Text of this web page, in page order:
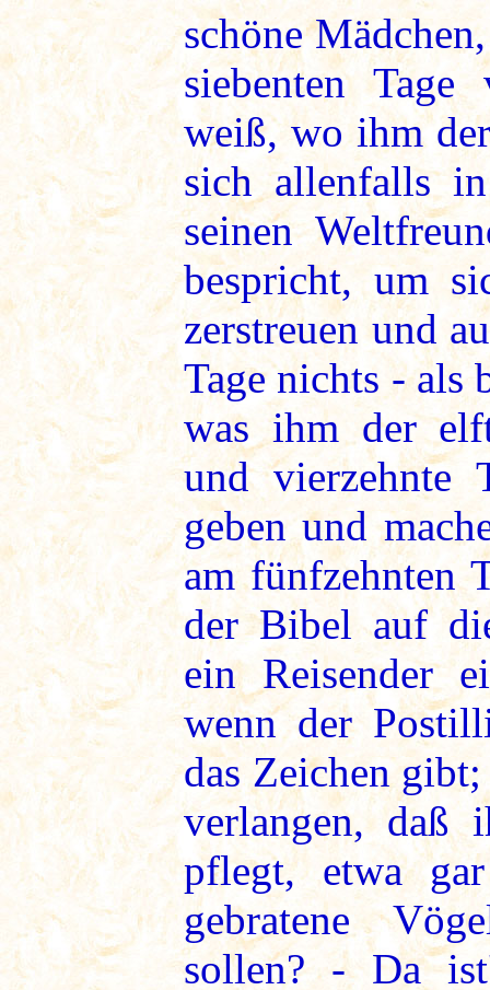
schöne
siebenten
weiß, wo ihm
sich allenfalls
seinen
bespricht, um
zerstreuen und
Tage nichts - als
was ihm der
und vierzehnte
geben und
am fünfzehnten
der Bibel auf
ein Reisender
wenn der
das Zeichen
verlangen, daß
pflegt, etwa
gebratene
sollen? - Da